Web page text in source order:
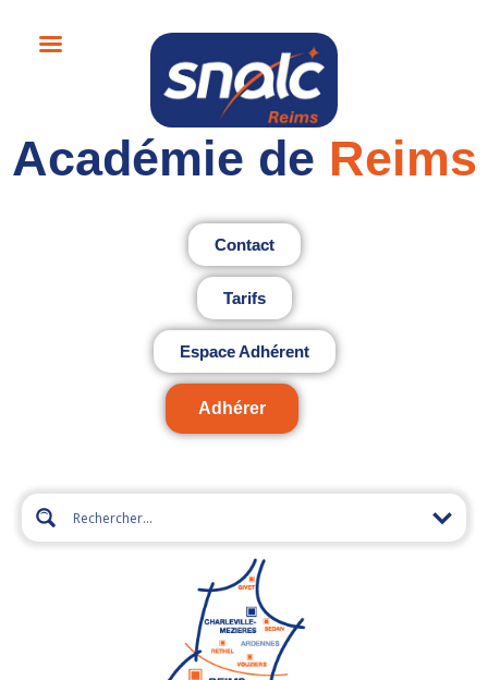
Académie de Reims
Contact
Tarifs
Espace Adhérent
Adhérer